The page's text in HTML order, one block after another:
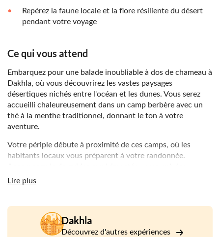
Repérez la faune locale et la flore résiliente du désert
pendant votre voyage
Ce qui vous attend
Embarquez pour une balade inoubliable à dos de chameau à
Dakhla, où vous découvrirez les vastes paysages
désertiques nichés entre l'océan et les dunes. Vous serez
accueilli chaleureusement dans un camp berbère avec un
thé à la menthe traditionnel, donnant le ton à votre
aventure.
Votre périple débute à proximité de ces camps, où les
habitants locaux vous préparent à votre randonnée.
chameliers locaux - vous aurez un aperçu de l'histoire et de
À dos de dromadaire, parcourez les dunes de sable doré à
un rythme calme et régulier, vous permettant de vous
imprégner de la tranquillité du désert. Le doux bruissement
Lire plus
Dakhla
Découvrez d'autres expériences